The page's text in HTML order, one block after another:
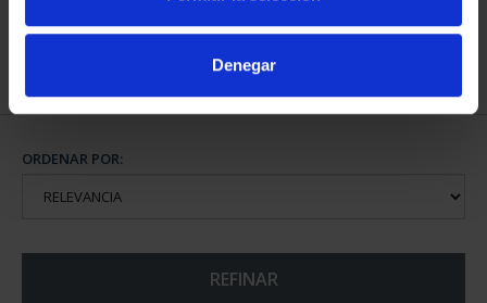
Denegar
ORDENAR POR:
REFINAR